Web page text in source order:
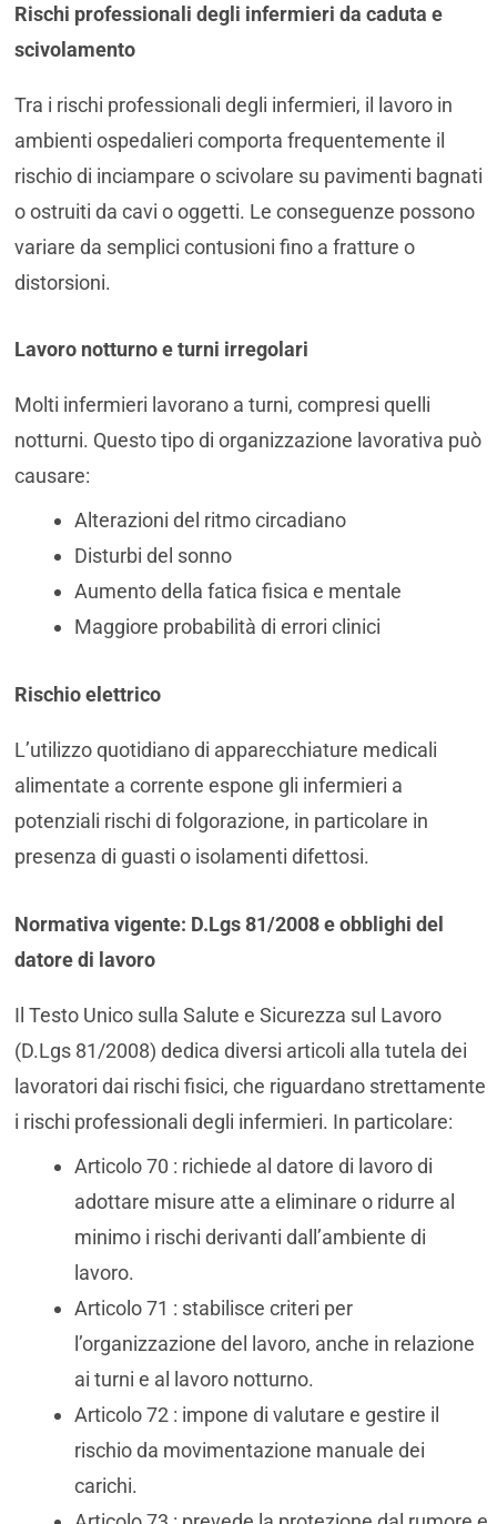
Rischi professionali degli infermieri da caduta e
scivolamento
Tra i rischi professionali degli infermieri, il lavoro in
ambienti ospedalieri comporta frequentemente il
rischio di inciampare o scivolare su pavimenti bagnati
o ostruiti da cavi o oggetti. Le conseguenze possono
variare da semplici contusioni fino a fratture o
distorsioni.
Lavoro notturno e turni irregolari
Molti infermieri lavorano a turni, compresi quelli
notturni. Questo tipo di organizzazione lavorativa può
causare:
Alterazioni del ritmo circadiano
Disturbi del sonno
Aumento della fatica fisica e mentale
Maggiore probabilità di errori clinici
Rischio elettrico
L’utilizzo quotidiano di apparecchiature medicali
alimentate a corrente espone gli infermieri a
potenziali rischi di folgorazione, in particolare in
presenza di guasti o isolamenti difettosi.
Normativa vigente: D.Lgs 81/2008 e obblighi del
datore di lavoro
Il Testo Unico sulla Salute e Sicurezza sul Lavoro
(D.Lgs 81/2008) dedica diversi articoli alla tutela dei
lavoratori dai rischi fisici, che riguardano strettamente
i rischi professionali degli infermieri. In particolare:
Articolo 70 : richiede al datore di lavoro di
adottare misure atte a eliminare o ridurre al
minimo i rischi derivanti dall’ambiente di
lavoro.
Articolo 71 : stabilisce criteri per
l’organizzazione del lavoro, anche in relazione
ai turni e al lavoro notturno.
Articolo 72 : impone di valutare e gestire il
rischio da movimentazione manuale dei
carichi.